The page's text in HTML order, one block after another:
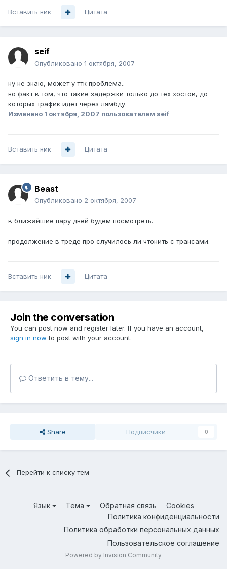
Вставить ник Цитата
seif
Опубликовано 1 октября, 2007
ну не знаю, может у ттк проблема..
но факт в том, что такие задержки только до тех хостов, до
которых трафик идет через лямбду.
Изменено 1 октября, 2007 пользователем seif
Вставить ник Цитата
Beast
Опубликовано 2 октября, 2007
в ближайшие пару дней будем посмотреть.
продолжение в треде про случилось ли чтонить с трансами.
Вставить ник Цитата
Join the conversation
You can post now and register later. If you have an account,
sign in now to post with your account.
Ответить в тему...
Share Подписчики 0
Перейти к списку тем
Язык Тема Обратная связь
Cookies
Политика конфиденциальности
Политика обработки персональных данных
Пользовательское соглашение
Powered by Invision Community